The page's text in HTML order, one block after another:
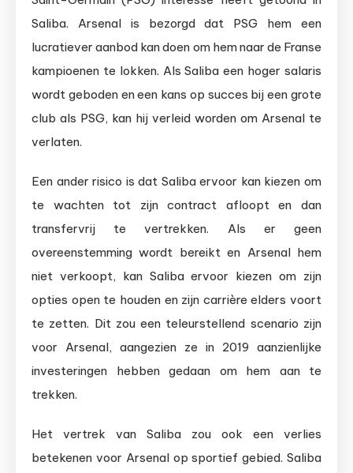
Saliba. Arsenal is bezorgd dat PSG hem een
lucratiever aanbod kan doen om hem naar de Franse
kampioenen te lokken. Als Saliba een hoger salaris
wordt geboden en een kans op succes bij een grote
club als PSG, kan hij verleid worden om Arsenal te
verlaten.
Een ander risico is dat Saliba ervoor kan kiezen om
te wachten tot zijn contract afloopt en dan
transfervrij te vertrekken. Als er geen
overeenstemming wordt bereikt en Arsenal hem
niet verkoopt, kan Saliba ervoor kiezen om zijn
opties open te houden en zijn carrière elders voort
te zetten. Dit zou een teleurstellend scenario zijn
voor Arsenal, aangezien ze in 2019 aanzienlijke
investeringen hebben gedaan om hem aan te
trekken.
Het vertrek van Saliba zou ook een verlies
betekenen voor Arsenal op sportief gebied. Saliba